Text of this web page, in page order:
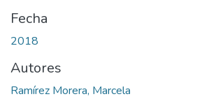
Fecha
2018
Autores
Ramírez Morera, Marcela